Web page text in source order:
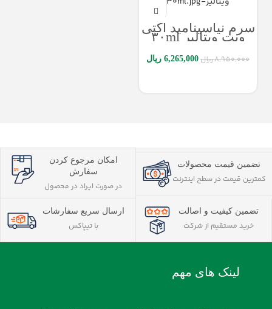
سرم نیاسینامید اکتی
ویت ویتالیر ۳۰ml
8,950,000ریال 6,265,000 ریال
تضمین قیمت محصولات
کمترین قیمت در سطح اینترنت
امکان مرجوع کردن
سفارش
در صورت ایراد در محصول
تضمین کیفیت و اصالت
خرید مستقیم از شرکت
ارسال سریع سفارشات
با تیپاکس
لینک های مهم